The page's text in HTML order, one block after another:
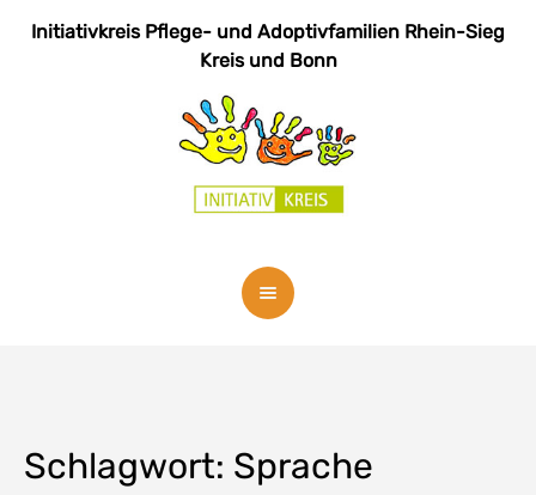
Initiativkreis Pflege- und Adoptivfamilien Rhein-Sieg
Kreis und Bonn
Schlagwort: Sprache